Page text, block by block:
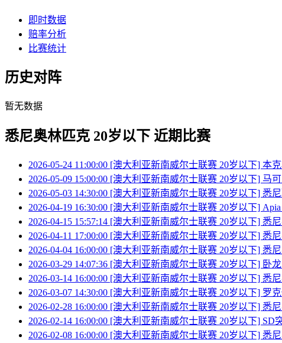
即时数据
赔率分析
比赛统计
历史对阵
暂无数据
悉尼奥林匹克 20岁以下 近期比赛
2026-05-24 11:00:00 [澳大利亚新南威尔士联赛 20岁以下] 本
2026-05-09 15:00:00 [澳大利亚新南威尔士联赛 20岁以下] 马
2026-05-03 14:30:00 [澳大利亚新南威尔士联赛 20岁以下] 悉
2026-04-19 16:30:00 [澳大利亚新南威尔士联赛 20岁以下]
2026-04-15 15:57:14 [澳大利亚新南威尔士联赛 20岁以下] 悉
2026-04-11 17:00:00 [澳大利亚新南威尔士联赛 20岁以下] 悉
2026-04-04 16:00:00 [澳大利亚新南威尔士联赛 20岁以下] 悉
2026-03-29 14:07:36 [澳大利亚新南威尔士联赛 20岁以下] 卧
2026-03-14 16:00:00 [澳大利亚新南威尔士联赛 20岁以下] 悉
2026-03-07 14:30:00 [澳大利亚新南威尔士联赛 20岁以下] 罗
2026-02-28 16:00:00 [澳大利亚新南威尔士联赛 20岁以下] 悉
2026-02-14 16:00:00 [澳大利亚新南威尔士联赛 20岁以下]
2026-02-08 16:00:00 [澳大利亚新南威尔士联赛 20岁以下] 悉